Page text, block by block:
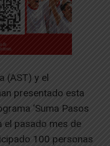
(AST) y el
presentado esta
‘Suma Pasos
el pasado mes de
100 personas